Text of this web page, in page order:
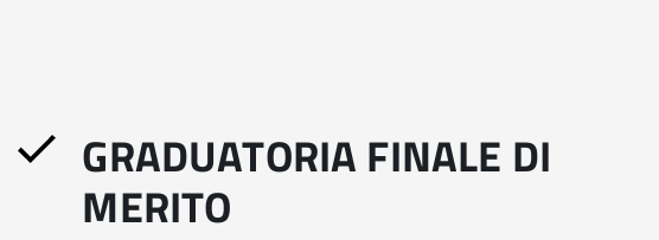
GRADUATORIA FINALE DI
MERITO